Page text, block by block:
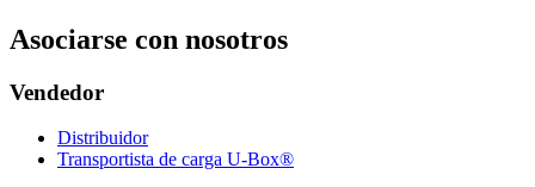
Asociarse con nosotros
Vendedor
Distribuidor
Transportista de carga U-Box®